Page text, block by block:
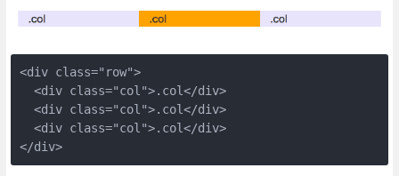
<div class="row">
  <div class="col">.col</div>
  <div class="col">.col</div>
  <div class="col">.col</div>
</div>